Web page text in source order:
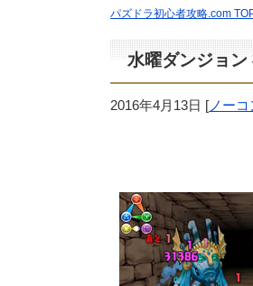
パズドラ初心者攻略.com
水曜ダンジョ
2016年4月13日 [ノー